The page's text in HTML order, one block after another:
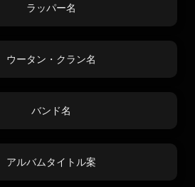
ラッパー名
ウータン・クラン名
バンド名
アルバムタイトル案